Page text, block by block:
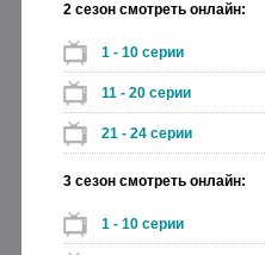
2 сезон смотреть онлайн:
1 - 10 серии
11 - 20 серии
21 - 24 серии
3 сезон смотреть онлайн:
1 - 10 серии